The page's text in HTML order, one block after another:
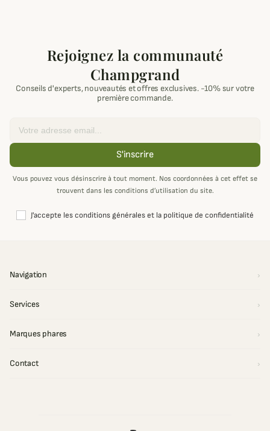
Rejoignez la communauté
Champgrand
Conseils d'experts, nouveautés et offres exclusives. -10% sur votre
première commande.
S'inscrire
Vous pouvez vous désinscrire à tout moment. Nos coordonnées à cet effet se
trouvent dans les conditions d’utilisation du site.
J'accepte les conditions générales et la politique de confidentialité
Navigation
Services
Marques phares
Contact